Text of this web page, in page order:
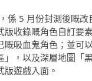
係 5 月份封測後嘅改
版收錄嘅角色自訂要
嘅吸血鬼角色；並可
」，以及深層地圖「
遊戲入面。